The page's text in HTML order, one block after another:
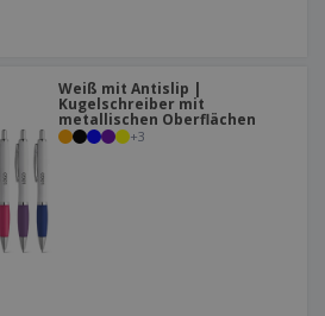
Weiß mit Antislip |
Kugelschreiber mit
metallischen Oberflächen
+3